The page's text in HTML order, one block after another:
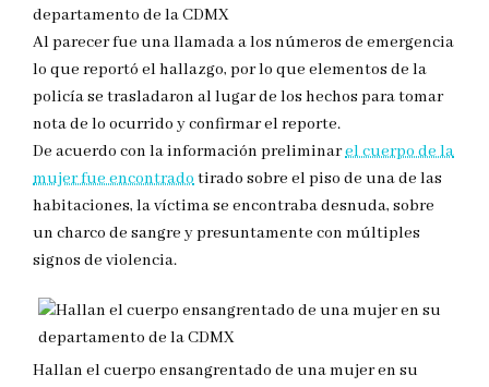
departamento de la CDMX
Al parecer fue una llamada a los números de emergencia
lo que reportó el hallazgo, por lo que elementos de la
policía se trasladaron al lugar de los hechos para tomar
nota de lo ocurrido y confirmar el reporte.
De acuerdo con la información preliminarel cuerpo de la
mujer fue encontradotirado sobre el piso de una de las
habitaciones, la víctima se encontraba desnuda, sobre
un charco de sangre y presuntamente con múltiples
signos de violencia.
Hallan el cuerpo ensangrentado de una mujer en su